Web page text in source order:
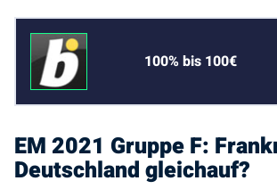
100% bis 100€
EM 2021 Gruppe F:
Deutschland gleichauf?